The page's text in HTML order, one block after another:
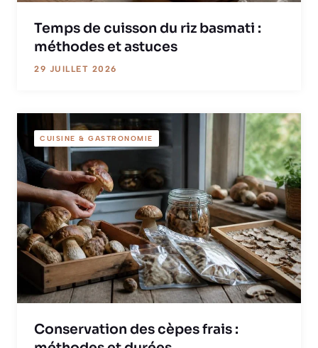
Temps de cuisson du riz basmati :
méthodes et astuces
29 JUILLET 2026
CUISINE & GASTRONOMIE
Conservation des cèpes frais :